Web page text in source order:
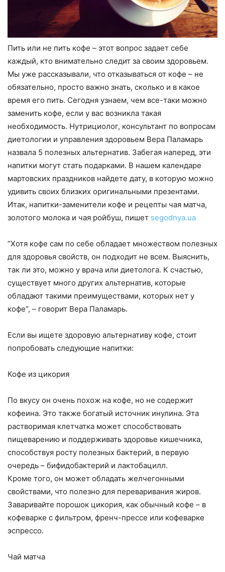
Пить или не пить кофе – этот вопрос задает себе
каждый, кто внимательно следит за своим здоровьем.
Мы уже рассказывали, что отказываться от кофе – не
обязательно, просто важно знать, сколько и в какое
время его пить. Сегодня узнаем, чем все-таки можно
заменить кофе, если у вас возникла такая
необходимость. Нутрициолог, консультант по вопросам
диетологии и управления здоровьем Вера Паламарь
назвала 5 полезных альтернатив. Забегая наперед, эти
напитки могут стать подарками. В нашем календаре
мартовских праздников найдете дату, в которую можно
удивить своих близких оригинальными презентами.
Итак, напитки-заменители кофе и рецепты чая матча,
золотого молока и чая ройбуш, пишет segodnya.ua
“Хотя кофе сам по себе обладает множеством полезных
для здоровья свойств, он подходит не всем. Выяснить,
так ли это, можно у врача или диетолога. К счастью,
существует много других альтернатив, которые
обладают такими преимуществами, которых нет у
кофе”, – говорит Вера Паламарь.
Если вы ищете здоровую альтернативу кофе, стоит
попробовать следующие напитки:
Кофе из цикория
По вкусу он очень похож на кофе, но не содержит
кофеина. Это также богатый источник инулина. Эта
растворимая клетчатка может способствовать
пищеварению и поддерживать здоровье кишечника,
способствуя росту полезных бактерий, в первую
очередь – бифидобактерий и лактобацилл.
Кроме того, он может обладать желчегонными
свойствами, что полезно для переваривания жиров.
Заваривайте порошок цикория, как обычный кофе – в
кофеварке с фильтром, френч-прессе или кофеварке
эспрессо.
Чай матча